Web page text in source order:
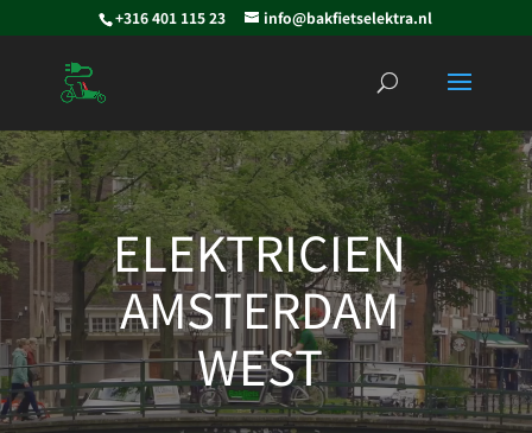
+316 401 115 23 info@bakfietselektra.nl
Videospeler
ELEKTRICIEN
AMSTERDAM
WEST